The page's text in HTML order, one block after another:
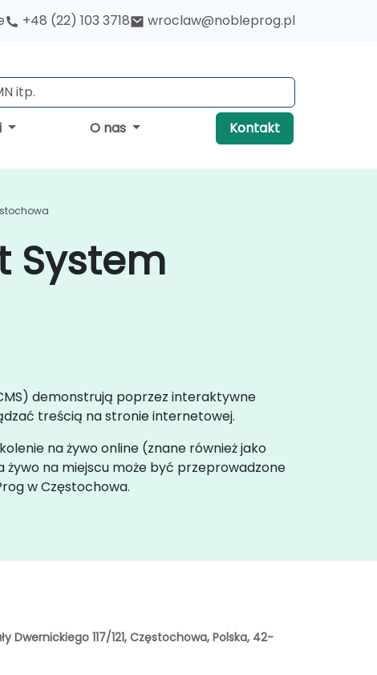
+48 (22) 103 3718 wroclaw@nobleprog.pl
O nas Kontakt
System
demonstrują poprzez interaktywne
treścią na stronie internetowej.
na żywo online (znane również jako
żywo na miejscu może być przeprowadzone
w Częstochowa.
Dwernickiego 117/121, Częstochowa, Polska, 42-